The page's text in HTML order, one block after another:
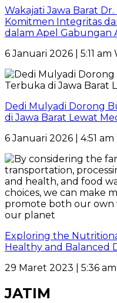
Wakajati Jawa Barat
Komitmen Integritas
dalam Apel Gabungan
6 Januari 2026 | 5:11 am
Dedi Mulyadi Dorong
di Jawa Barat Lewat
6 Januari 2026 | 4:51 am
Exploring the
Healthy and Balanced
29 Maret 2023 | 5:36
JATIM